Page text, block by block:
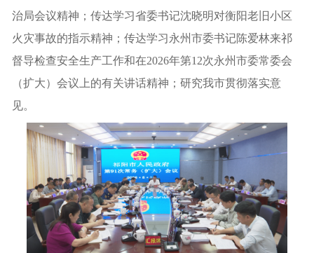
治局会议精神；传达学习省委书记沈晓明对衡阳老旧小区
火灾事故的指示精神；传达学习永州市委书记陈爱林来祁
督导检查安全生产工作和在2026年第12次永州市委常委会
（扩大）会议上的有关讲话精神；研究我市贯彻落实意
见。